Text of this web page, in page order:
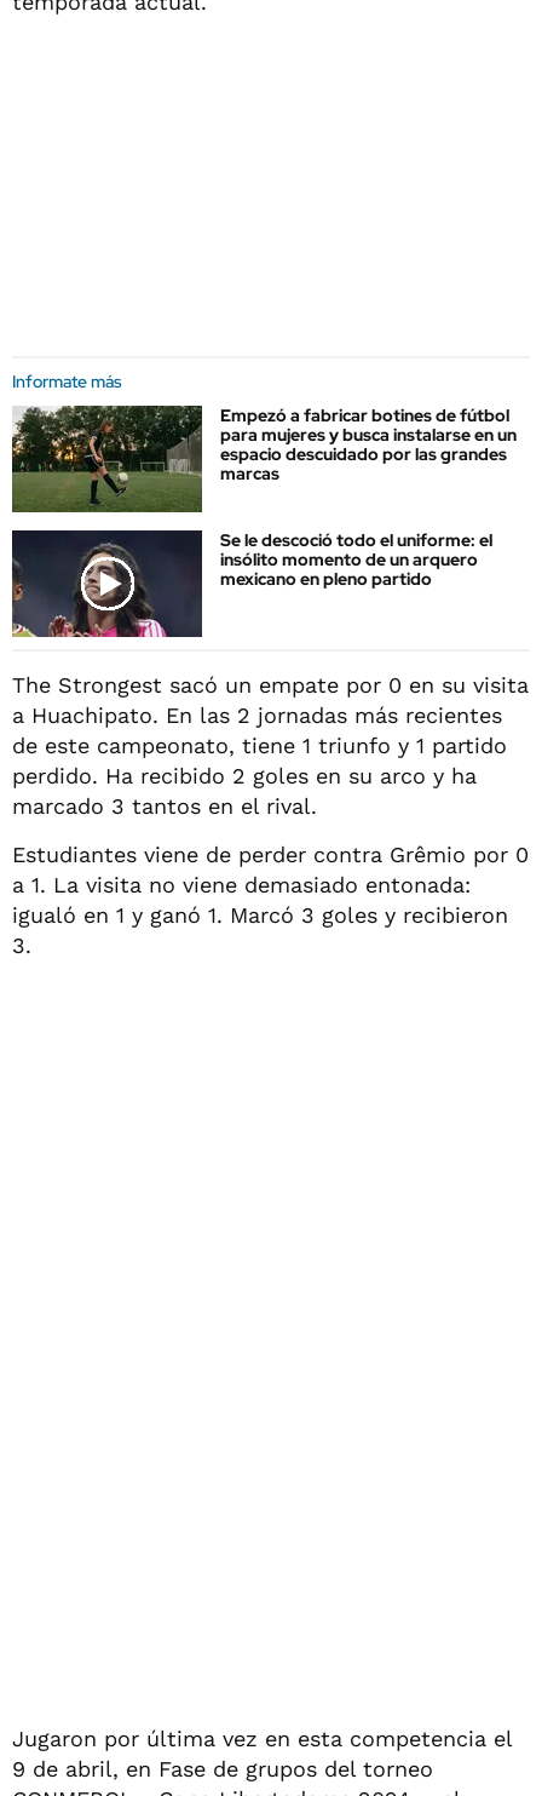
Informate más
Empezó a fabricar botines de fútbol
para mujeres y busca instalarse en un
espacio descuidado por las grandes
marcas
Se le descoció todo el uniforme: el
insólito momento de un arquero
mexicano en pleno partido
The Strongest sacó un empate por 0 en su visita
a Huachipato. En las 2 jornadas más recientes
de este campeonato, tiene 1 triunfo y 1 partido
perdido. Ha recibido 2 goles en su arco y ha
marcado 3 tantos en el rival.
Estudiantes viene de perder contra Grêmio por 0
a 1. La visita no viene demasiado entonada:
igualó en 1 y ganó 1. Marcó 3 goles y recibieron
3.
Jugaron por última vez en esta competencia el
9 de abril, en Fase de grupos del torneo